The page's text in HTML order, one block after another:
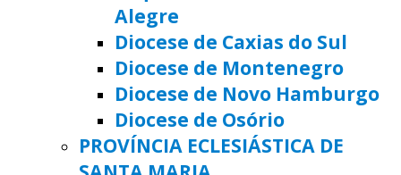
Alegre
Diocese de Caxias do Sul
Diocese de Montenegro
Diocese de Novo Hamburgo
Diocese de Osório
PROVÍNCIA ECLESIÁSTICA DE